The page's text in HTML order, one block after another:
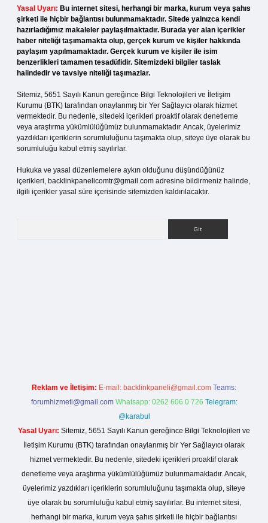
Yasal Uyarı: Bu internet sitesi, herhangi bir marka, kurum veya şahıs
şirketi ile hiçbir bağlantısı bulunmamaktadır. Sitede yalnızca kendi
hazırladığımız makaleler paylaşılmaktadır. Burada yer alan içerikler
haber niteliği taşımamakta olup, gerçek kurum ve kişiler hakkında
paylaşım yapılmamaktadır. Gerçek kurum ve kişiler ile isim
benzerlikleri tamamen tesadüfidir. Sitemizdeki bilgiler taslak
halindedir ve tavsiye niteliği taşımazlar.
Sitemiz, 5651 Sayılı Kanun gereğince Bilgi Teknolojileri ve İletişim
Kurumu (BTK) tarafından onaylanmış bir Yer Sağlayıcı olarak hizmet
vermektedir. Bu nedenle, sitedeki içerikleri proaktif olarak denetleme
veya araştırma yükümlülüğümüz bulunmamaktadır. Ancak, üyelerimiz
yazdıkları içeriklerin sorumluluğunu taşımakta olup, siteye üye olarak bu
sorumluluğu kabul etmiş sayılırlar.
Hukuka ve yasal düzenlemelere aykırı olduğunu düşündüğünüz
içerikleri, backlinkpanelicomtr@gmail.com adresine bildirmeniz halinde,
ilgili içerikler yasal süre içerisinde sitemizden kaldırılacaktır.
Reklam ve İletişim: E-mail: backlinkpaneli@gmail.com Teams:
forumhizmeti@gmail.com Whatsapp: 0262 606 0 726 Telegram:
@karabul
Yasal Uyarı: Sitemiz, 5651 Sayılı Kanun gereğince Bilgi Teknolojileri ve
İletişim Kurumu (BTK) tarafından onaylanmış bir Yer Sağlayıcı olarak
hizmet vermektedir. Bu nedenle, sitedeki içerikleri proaktif olarak
denetleme veya araştırma yükümlülüğümüz bulunmamaktadır. Ancak,
üyelerimiz yazdıkları içeriklerin sorumluluğunu taşımakta olup, siteye
üye olarak bu sorumluluğu kabul etmiş sayılırlar. Bu internet sitesi,
herhangi bir marka, kurum veya şahıs şirketi ile hiçbir bağlantısı